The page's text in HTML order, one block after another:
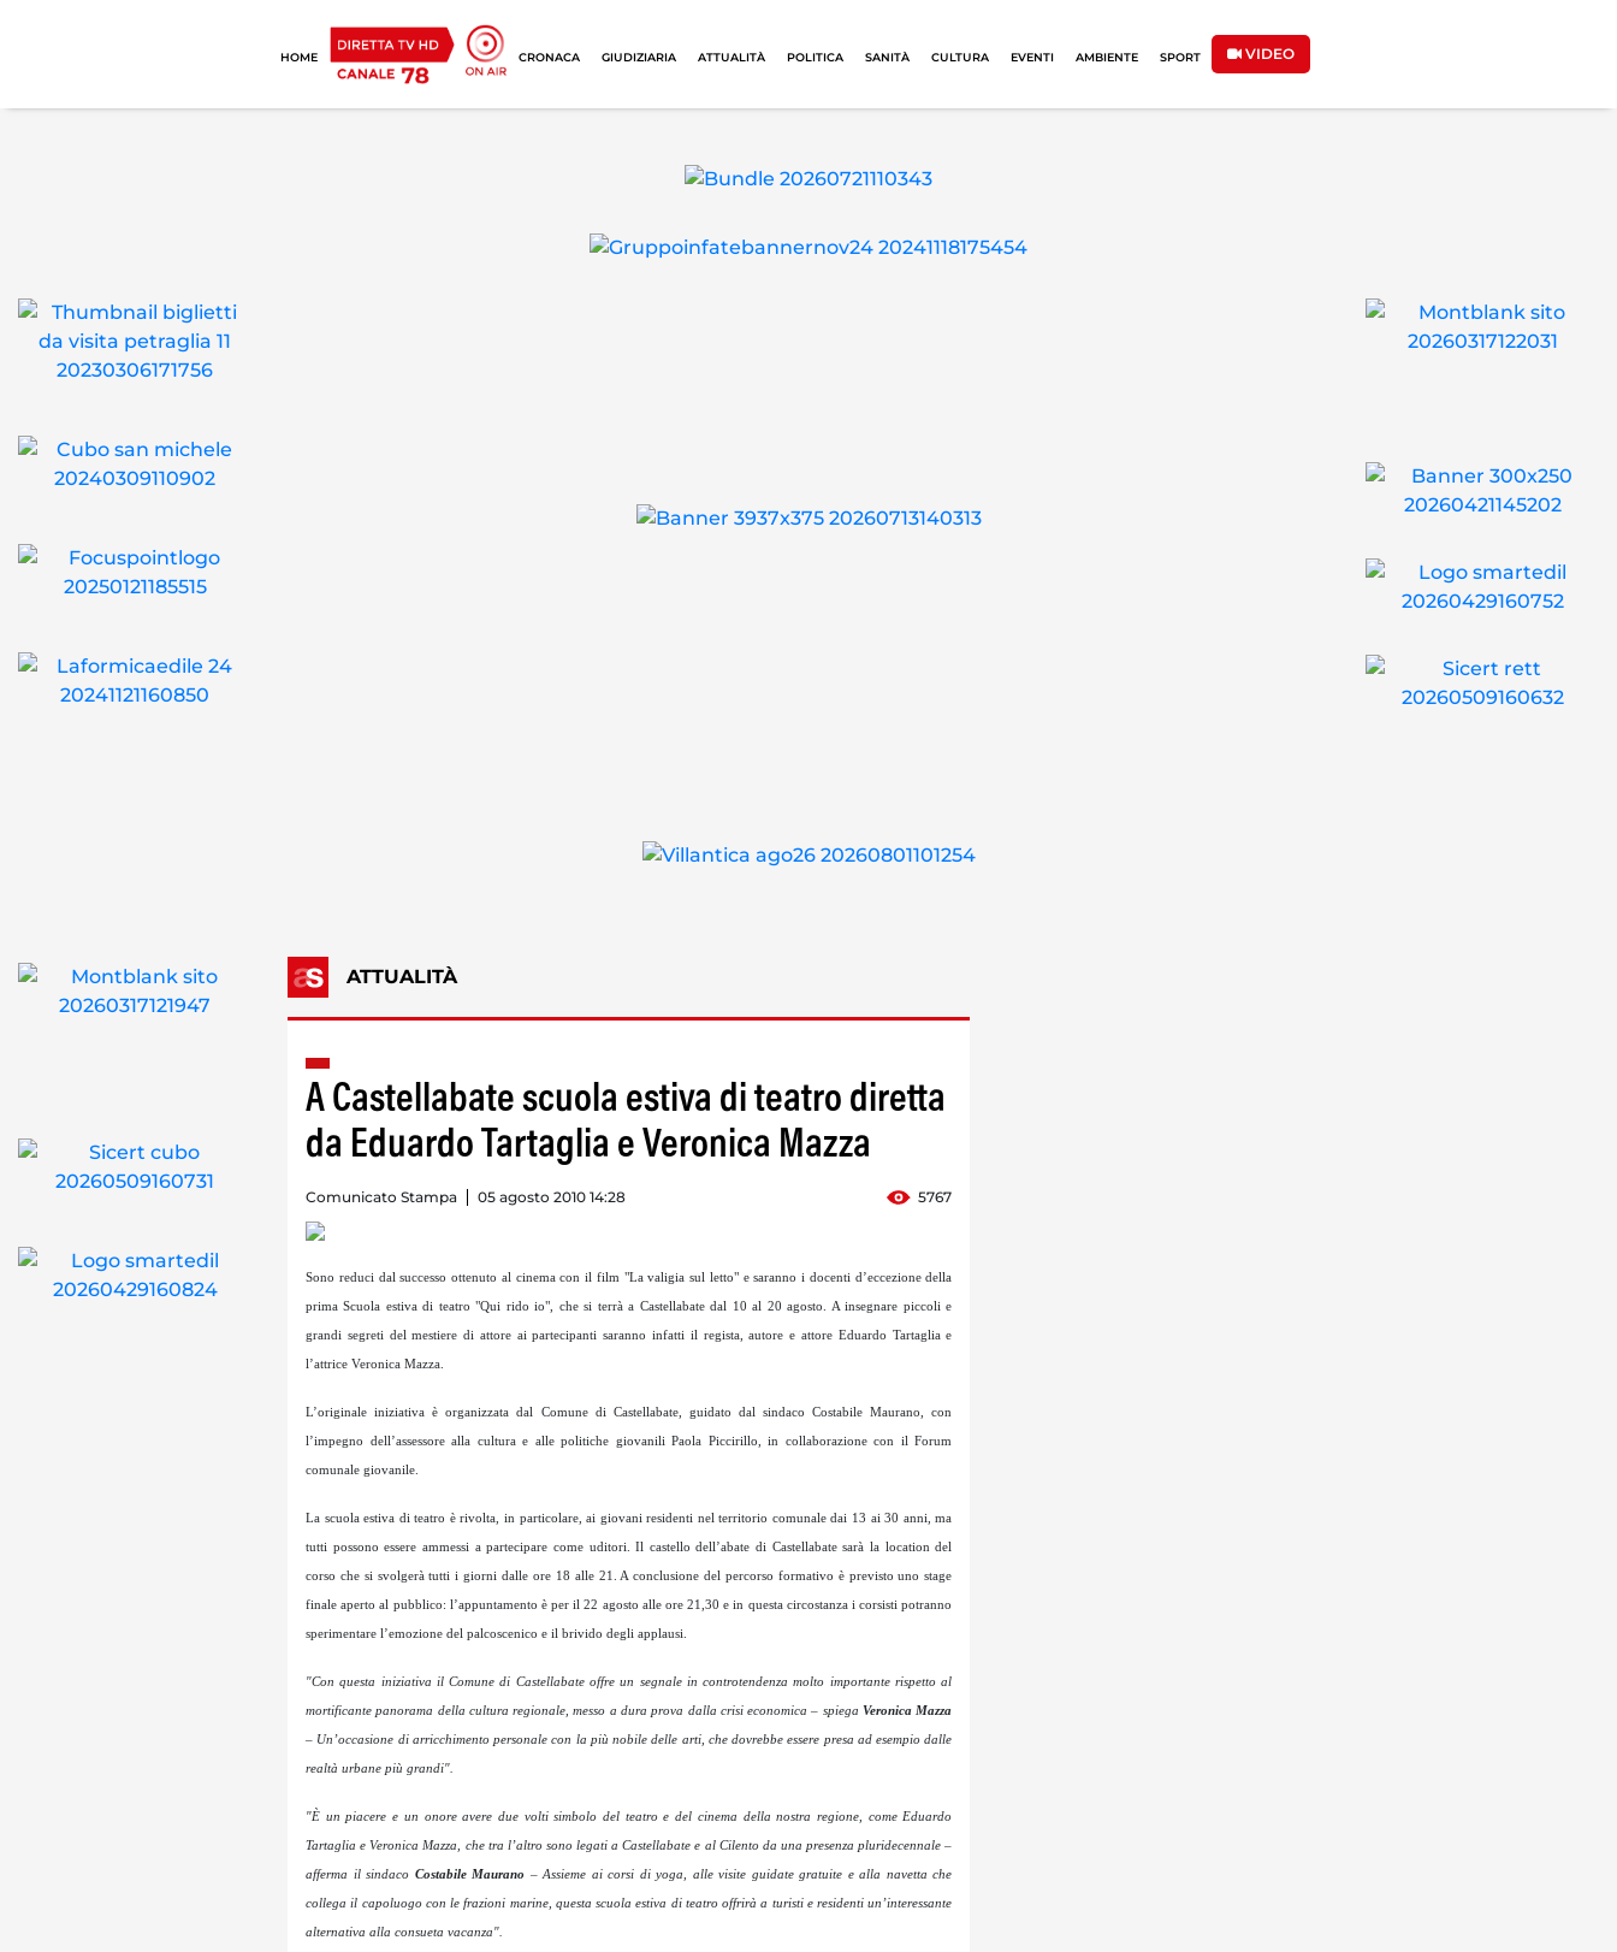
HOME CRONACA GIUDIZIARIA ATTUALITÀ POLITICA SANITÀ CULTURA EVENTI AMBIENTE SPORT VIDEO
ATTUALITÀ
A Castellabate scuola estiva di teatro diretta
da Eduardo Tartaglia e Veronica Mazza
Comunicato Stampa 05 agosto 2010 14:28 5767
Sono reduci dal successo ottenuto al cinema con il film "La valigia sul letto" e saranno i docenti d’eccezione della
prima Scuola estiva di teatro "Qui rido io", che si terrà a Castellabate dal 10 al 20 agosto. A insegnare piccoli e
grandi segreti del mestiere di attore ai partecipanti saranno infatti il regista, autore e attore Eduardo Tartaglia e
l’attrice Veronica Mazza.
L’originale iniziativa è organizzata dal Comune di Castellabate, guidato dal sindaco Costabile Maurano, con
l’impegno dell’assessore alla cultura e alle politiche giovanili Paola Piccirillo, in collaborazione con il Forum
comunale giovanile.
La scuola estiva di teatro è rivolta, in particolare, ai giovani residenti nel territorio comunale dai 13 ai 30 anni, ma
tutti possono essere ammessi a partecipare come uditori. Il castello dell’abate di Castellabate sarà la location del
corso che si svolgerà tutti i giorni dalle ore 18 alle 21. A conclusione del percorso formativo è previsto uno stage
finale aperto al pubblico: l’appuntamento è per il 22 agosto alle ore 21,30 e in questa circostanza i corsisti potranno
sperimentare l’emozione del palcoscenico e il brivido degli applausi.
"Con questa iniziativa il Comune di Castellabate offre un segnale in controtendenza molto importante rispetto al
mortificante panorama della cultura regionale, messo a dura prova dalla crisi economica– spiega Veronica Mazza
– Un’occasione di arricchimento personale con la più nobile delle arti, che dovrebbe essere presa ad esempio dalle
realtà urbane più grandi".
"È un piacere e un onore avere due volti simbolo del teatro e del cinema della nostra regione, come Eduardo
Tartaglia e Veronica Mazza, che tra l’altro sono legati a Castellabate e al Cilento da una presenza pluridecennale–
afferma il sindaco Costabile Maurano –Assieme ai corsi di yoga, alle visite guidate gratuite e alla navetta che
collega il capoluogo con le frazioni marine, questa scuola estiva di teatro offrirà a turisti e residenti un’interessante
alternativa alla consueta vacanza".